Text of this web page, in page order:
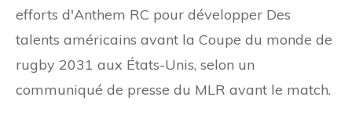
efforts d'Anthem RC pour développer Des
talents américains avant la Coupe du monde de
rugby 2031 aux États-Unis, selon un
communiqué de presse du MLR avant le match.